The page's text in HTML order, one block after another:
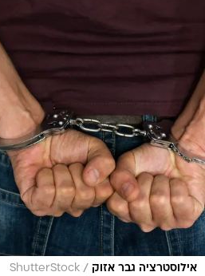
אילוסטרציה גבר אזוק /
ShutterStock